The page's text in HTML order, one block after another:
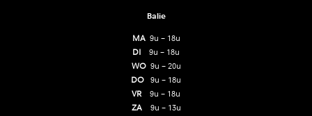
Balie
MA 9u – 18u
DI 9u – 18u
WO9u – 20u
DO 9u – 18u
VR 9u – 18u
ZA
9u – 13u